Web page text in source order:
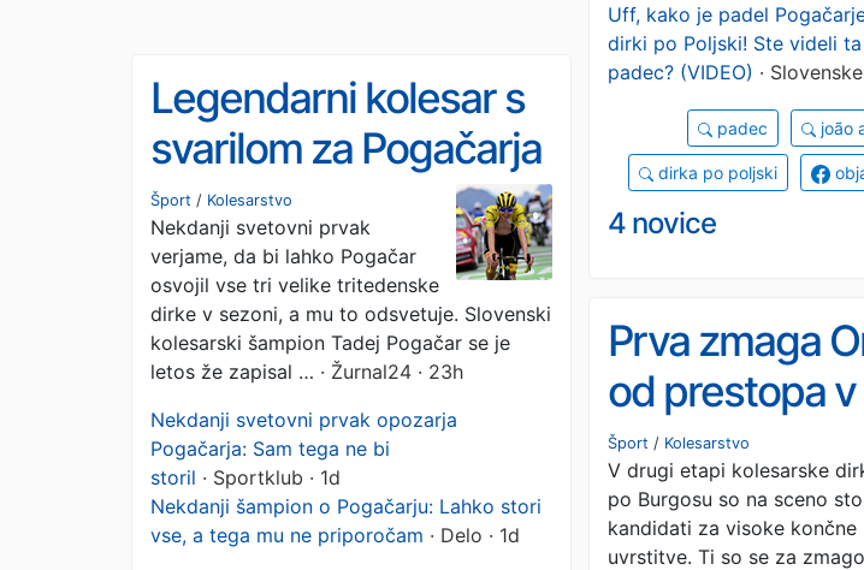
Uff, kako je padel
dirki po Poljski! Ste videli
padec? (VIDEO) ·
padec joão
dirka po poljski
4 novice
Legendarni kolesar s
svarilom za Pogačarja
Šport / Kolesarstvo
Nekdanji svetovni prvak
verjame, da bi lahko Pogačar
osvojil vse tri velike tritedenske
dirke v sezoni, a mu to odsvetuje. Slovenski
kolesarski šampion Tadej Pogačar se je
letos že zapisal … · Žurnal24 · 23h
Nekdanji svetovni prvak opozarja
Pogačarja: Sam tega ne bi
storil · Sportklub · 1d
Nekdanji šampion o Pogačarju: Lahko stori
vse, a tega mu ne priporočam · Delo · 1d
Prva zmaga
od prestopa v
Šport / Kolesarstvo
V drugi etapi kolesarske
po Burgosu so na sceno
kandidati za visoke končne
uvrstitve. Ti so se za